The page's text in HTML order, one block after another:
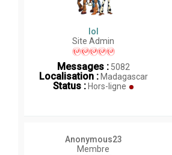
lol
Site Admin
Messages :5082
Localisation :Madagascar
Status : Hors-ligne
Anonymous23
Membre